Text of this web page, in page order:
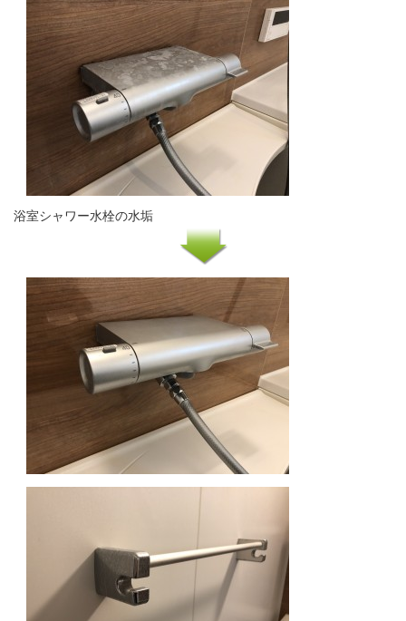
浴室シャワー水栓の水垢